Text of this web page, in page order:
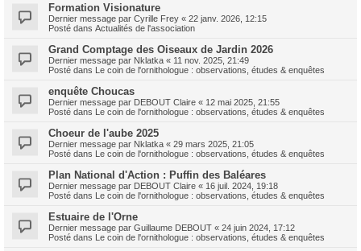
Formation Visionature
Dernier message par Cyrille Frey « 22 janv. 2026, 12:15
Posté dans Actualités de l'association
Grand Comptage des Oiseaux de Jardin 2026
Dernier message par Nklatka « 11 nov. 2025, 21:49
Posté dans Le coin de l'ornithologue : observations, études & enquêtes
enquête Choucas
Dernier message par DEBOUT Claire « 12 mai 2025, 21:55
Posté dans Le coin de l'ornithologue : observations, études & enquêtes
Choeur de l'aube 2025
Dernier message par Nklatka « 29 mars 2025, 21:05
Posté dans Le coin de l'ornithologue : observations, études & enquêtes
Plan National d'Action : Puffin des Baléares
Dernier message par DEBOUT Claire « 16 juil. 2024, 19:18
Posté dans Le coin de l'ornithologue : observations, études & enquêtes
Estuaire de l'Orne
Dernier message par Guillaume DEBOUT « 24 juin 2024, 17:12
Posté dans Le coin de l'ornithologue : observations, études & enquêtes